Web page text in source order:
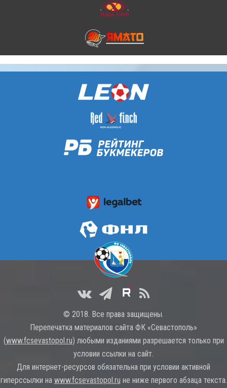
© 2018. Все права защищены.
Перепечатка материалов сайта ФК «Севастополь»
(www.fcsevastopol.ru) любыми изданиями разрешается только при
условии ссылки на сайт.
Для интернет-ресурсов обязательна при условии активной
гиперссылки на www.fcsevastopol.ru не ниже первого абзаца текста.